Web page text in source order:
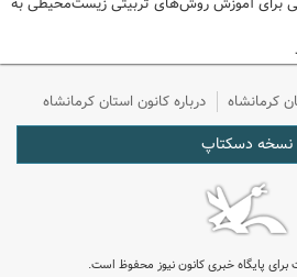
کرمانشاه درباره کانون استان کرمانشاه
نسخه دسکتاپ
پایگاه خبری کانون نیوز محفوظ است.